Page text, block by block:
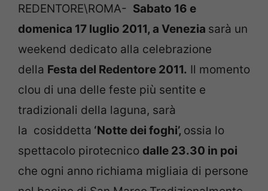
REDENTORE\ROMA- Sabato 16 e
domenica 17 luglio 2011, a Venezia sarà un
weekend dedicato alla celebrazione
della Festa del Redentore 2011. Il momento
clou di una delle feste più sentite e
tradizionali della laguna, sarà
la cosiddetta ‘Notte dei foghi’, ossia lo
spettacolo pirotecnico dalle 23.30 in poi
che ogni anno richiama migliaia di persone